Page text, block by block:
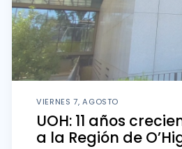
VIERNES 7, AGOSTO
UOH: 11 años
a la Región de